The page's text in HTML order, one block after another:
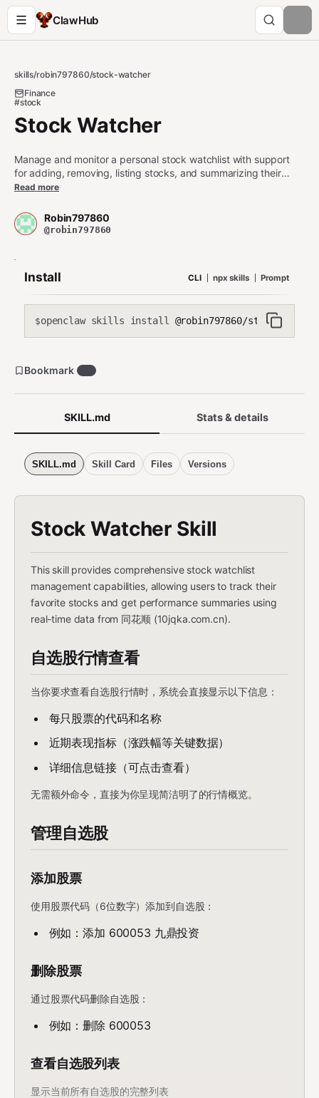
ClawHub
skills/robin797860/stock-watcher
Finance
#stock
Stock Watcher
Manage and monitor a personal stock watchlist with support
for adding, removing, listing stocks, and summarizing their
recent performance using data from 10jqka.com.cn. Use when
summaries, or manage their watchlist.
Read more
Robin797860
@robin797860
Install CLI npx skills Prompt
$openclaw skills install @robin797860/stock-
SKILL.md Stats & details
SKILL.md Skill Card Files Versions
Stock Watcher Skill
This skill provides comprehensive stock watchlist
management capabilities, allowing users to track their
favorite stocks and get performance summaries using
real-time data from 同花顺 (10jqka.com.cn).
自选股行情查看
当你要求查看自选股行情时，系统会直接显示以下信息：
每只股票的代码和名称
近期表现指标（涨跌幅等关键数据）
详细信息链接（可点击查看）
无需额外命令，直接为你呈现简洁明了的行情概览。
管理自选股
添加股票
使用股票代码（6位数字）添加到自选股：
例如：添加 600053 九鼎投资
删除股票
通过股票代码删除自选股：
例如：删除 600053
查看自选股列表
显示当前所有自选股的完整列表
Bookmark